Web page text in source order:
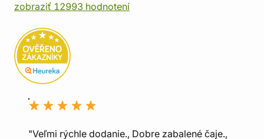
zobraziť 12993 hodnotení
"Veľmi rýchle dodanie., Dobre zabalené čaje.,